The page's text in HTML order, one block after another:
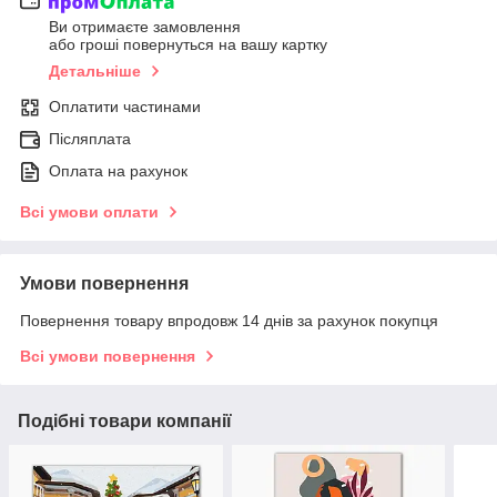
Ви отримаєте замовлення
або гроші повернуться на вашу картку
Детальніше
Оплатити частинами
Післяплата
Оплата на рахунок
Всі умови оплати
Умови повернення
Повернення товару впродовж 14 днів за рахунок покупця
Всі умови повернення
Подібні товари компанії